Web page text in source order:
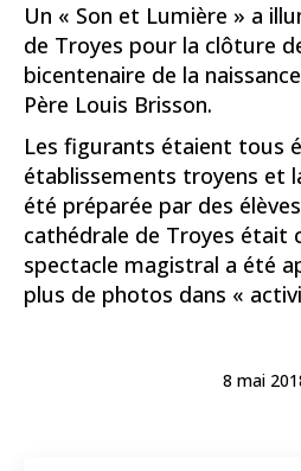
Un « Son et Lumière » a
de Troyes pour la clôture
bicentenaire de la
Père Louis Brisson.
Les figurants étaient tous
établissements troyens et
été préparée par des
cathédrale de Troyes était
spectacle magistral a été
plus de photos dans «
8 mai